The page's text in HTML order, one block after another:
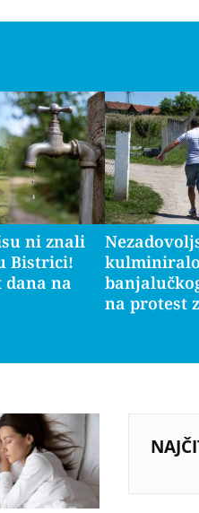
ni znali
Bistrici!
dana na
na protest